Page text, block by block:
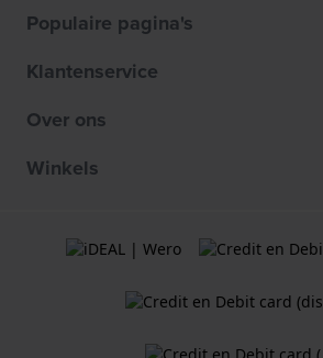
Populaire pagina's
Klantenservice
Over ons
Winkels